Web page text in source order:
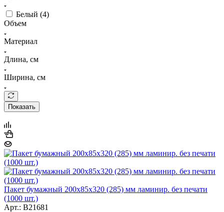
Белый (4)
Объем
Материал
Длина, см
Ширина, см
Показать
Пакет бумажный 200х85х320 (285) мм ламинир. без печати
(1000 шт.)
Арт.: B21681